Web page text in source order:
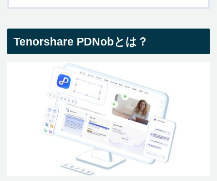
Tenorshare PDNobとは？